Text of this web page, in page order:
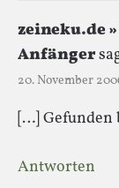
zeineku.de
Anfänger
20. November
[…] Gefunden
Antworten